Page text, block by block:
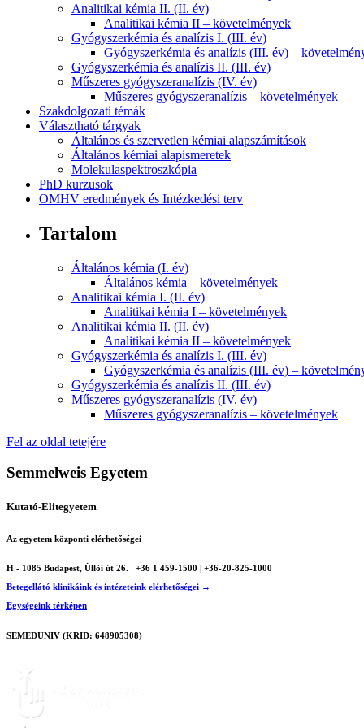
Analitikai kémia II. (II. év)
Analitikai kémia II – követelmények
Gyógyszerkémia és analízis I. (III. év)
Gyógyszerkémia és analízis (III. év) –
Gyógyszerkémia és analízis II. (III. év)
Műszeres gyógyszeranalízis (IV. év)
Műszeres gyógyszeranalízis – követelmények
Szakdolgozati témák
Választható tárgyak
Általános és szervetlen kémiai alapszámítások
Általános kémiai alapismeretek
Molekulaspektroszkópia
PhD kurzusok
OMHV eredmények és Intézkedési terv
Tartalom
Általános kémia (I. év)
Általános kémia – követelmények
Analitikai kémia I. (II. év)
Analitikai kémia I – követelmények
Analitikai kémia II. (II. év)
Analitikai kémia II – követelmények
Gyógyszerkémia és analízis I. (III. év)
Gyógyszerkémia és analízis (III. év) –
Gyógyszerkémia és analízis II. (III. év)
Műszeres gyógyszeranalízis (IV. év)
Műszeres gyógyszeranalízis – követelmények
Fel az oldal tetejére
Semmelweis Egyetem
Kutató-Elitegyetem
Az egyetem központi elérhetőségei
H - 1085 Budapest, Üllői út 26.
+36 1 459-1500 | +36-20-825-1000
Betegellátó klinikáink és intézeteink elérhetőségei →
Egységeink térképen
SEMEDUNIV (KRID: 648905308)